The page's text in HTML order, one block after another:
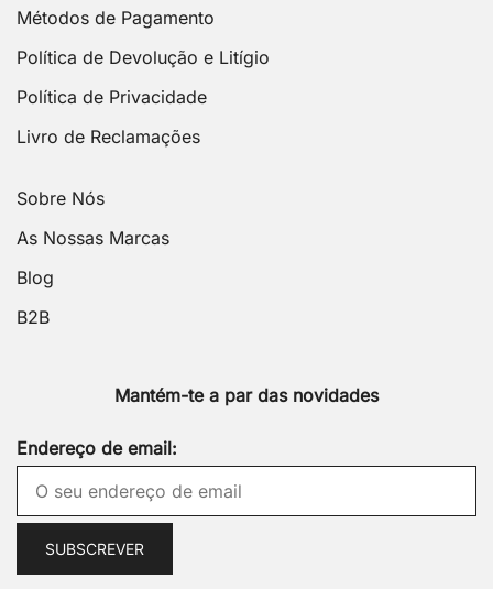
Métodos de Pagamento
Política de Devolução e Litígio
Política de Privacidade
Livro de Reclamações
Sobre Nós
As Nossas Marcas
Blog
B2B
Mantém-te a par das novidades
Endereço de email: